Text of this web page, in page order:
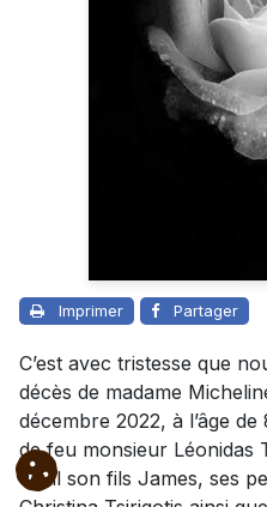
Imprimer Partager
C’est avec tristesse que
décès de madame
décembre 2022, à l’âge de
de feu monsieur Léonidas
deuil son fils James, ses